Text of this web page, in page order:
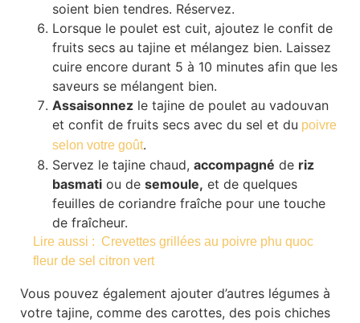
soient bien tendres. Réservez.
Lorsque le poulet est cuit, ajoutez le confit de
fruits secs au tajine et mélangez bien. Laissez
cuire encore durant 5 à 10 minutes afin que les
saveurs se mélangent bien.
Assaisonnez le tajine de poulet au vadouvan
et confit de fruits secs avec du sel et du poivre
selon votre goût.
Servez le tajine chaud, accompagné de riz
basmati ou de semoule, et de quelques
feuilles de coriandre fraîche pour une touche
de fraîcheur.
Lire aussi : Crevettes grillées au poivre phu quoc
fleur de sel citron vert
Vous pouvez également ajouter d’autres légumes à
votre tajine, comme des carottes, des pois chiches